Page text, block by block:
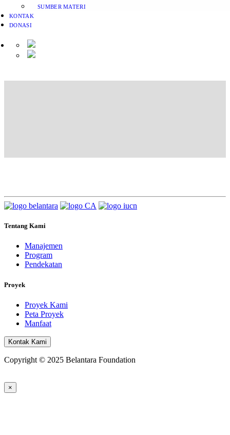
SUMBER MATERI
KONTAK
DONASI
Tentang Kami
Manajemen
Program
Pendekatan
Proyek
Proyek Kami
Peta Proyek
Manfaat
Kontak Kami
Copyright © 2025 Belantara Foundation
×